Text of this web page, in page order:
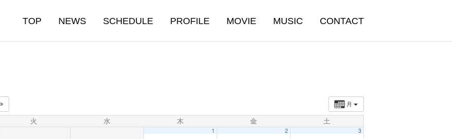
TOP NEWS SCHEDULE PROFILE MOVIE MUSIC CONTACT
月
火 水 木 金 土
1 2 3